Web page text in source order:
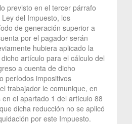
previsto en el tercer párrafo
del Impuesto, los
de generación superior a
por el pagador serán
hubiera aplicado la
artículo para el cálculo del
a cuenta de dicho
períodos impositivos
trabajador le comunique, en
el apartado 1 del artículo 88
dicha reducción no se aplicó
por este Impuesto.